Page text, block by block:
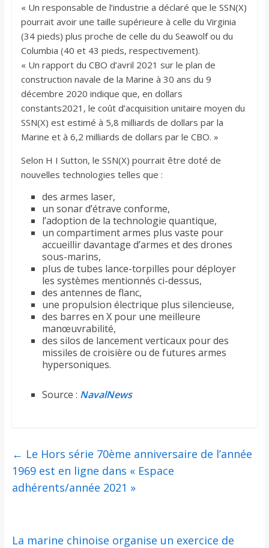
« Un responsable de l’industrie a déclaré que le SSN(X)
pourrait avoir une taille supérieure à celle du Virginia
(34 pieds) plus proche de celle du du Seawolf ou du
Columbia (40 et 43 pieds, respectivement).
« Un rapport du CBO d’avril 2021 sur le plan de
construction navale de la Marine à 30 ans du 9
décembre 2020 indique que, en dollars
constants2021, le coût d’acquisition unitaire moyen du
SSN(X) est estimé à 5,8 milliards de dollars par la
Marine et à 6,2 milliards de dollars par le CBO. »
Selon H I Sutton, le SSN(X) pourrait être doté de
nouvelles technologies telles que :
des armes laser,
un sonar d’étrave conforme,
l’adoption de la technologie quantique,
un compartiment armes plus vaste pour
accueillir davantage d’armes et des drones
sous-marins,
plus de tubes lance-torpilles pour déployer
les systèmes mentionnés ci-dessus,
des antennes de flanc,
une propulsion électrique plus silencieuse,
des barres en X pour une meilleure
manœuvrabilité,
des silos de lancement verticaux pour des
missiles de croisière ou de futures armes
hypersoniques.
Source : NavalNews
← Le Hors série 70ème anniversaire de l’année
1969 est en ligne dans « Espace
adhérents/année 2021 »
La marine chinoise organise un exercice de